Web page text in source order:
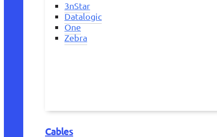
3nStar
Datalogic
One
Zebra
Cables